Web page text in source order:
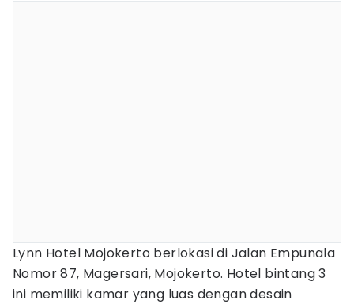
Lynn Hotel Mojokerto berlokasi di Jalan Empunala
Nomor 87, Magersari, Mojokerto. Hotel bintang 3
ini memiliki kamar yang luas dengan desain